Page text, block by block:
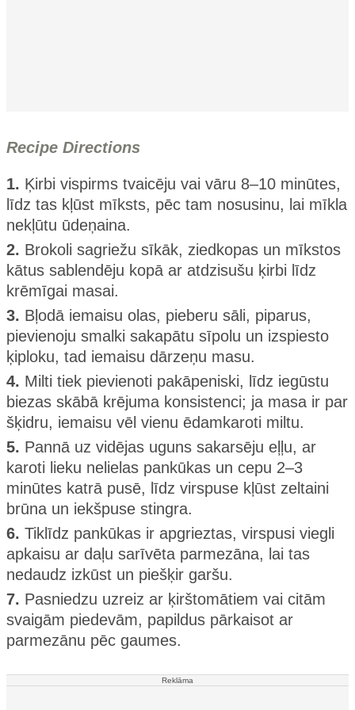
Recipe Directions
1. Ķirbi vispirms tvaicēju vai vāru 8–10 minūtes,
līdz tas kļūst mīksts, pēc tam nosusinu, lai mīkla
nekļūtu ūdeņaina.
2. Brokoli sagriežu sīkāk, ziedkopas un mīkstos
kātus sablendēju kopā ar atdzisušu ķirbi līdz
krēmīgai masai.
3. Bļodā iemaisu olas, pieberu sāli, piparus,
pievienoju smalki sakapātu sīpolu un izspiesto
ķiploku, tad iemaisu dārzeņu masu.
4. Milti tiek pievienoti pakāpeniski, līdz iegūstu
biezas skābā krējuma konsistenci; ja masa ir par
šķidru, iemaisu vēl vienu ēdamkaroti miltu.
5. Pannā uz vidējas uguns sakarsēju eļļu, ar
karoti lieku nelielas pankūkas un cepu 2–3
minūtes katrā pusē, līdz virspuse kļūst zeltaini
brūna un iekšpuse stingra.
6. Tiklīdz pankūkas ir apgrieztas, virspusi viegli
apkaisu ar daļu sarīvēta parmezāna, lai tas
nedaudz izkūst un piešķir garšu.
7. Pasniedzu uzreiz ar ķirštomātiem vai citām
svaigām piedevām, papildus pārkaisot ar
parmezānu pēc gaumes.
Reklāma